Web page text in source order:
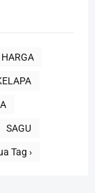
HARGA
SAGU
Tag ›